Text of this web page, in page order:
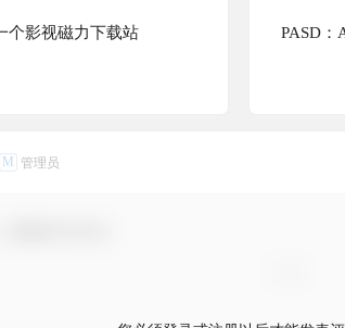
个影视磁力下载站
PASD
M 管理员